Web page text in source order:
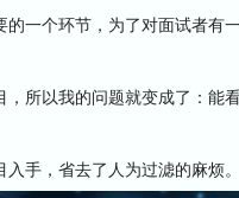
一个环节，为了对面试者有
所以我的问题就变成了：能
手，省去了人为过滤的麻烦。